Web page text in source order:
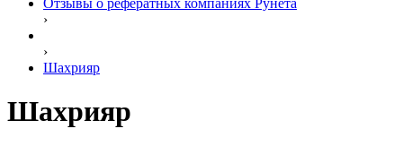
Отзывы о рефератных компаниях Рунета
›
›
Шахрияр
Шахрияр